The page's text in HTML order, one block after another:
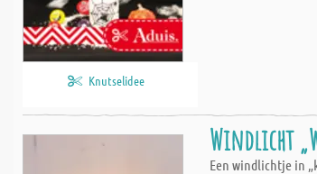
Knutselidee
Windlicht
Een windlichtje in